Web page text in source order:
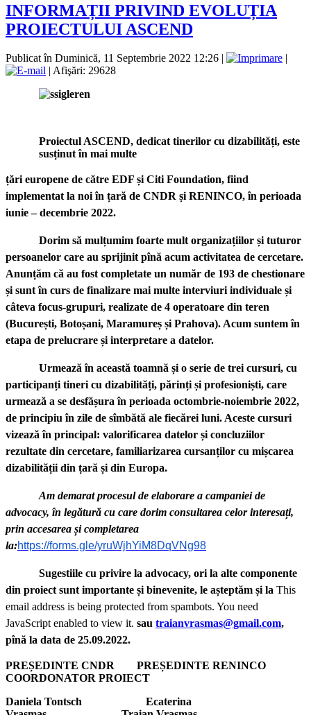
INFORMAȚII PRIVIND EVOLUȚIA
PROIECTULUI ASCEND
Publicat în Duminică, 11 Septembrie 2022 12:26
| Afişări: 29628
Proiectul ASCEND, dedicat tinerilor cu dizabilități, este
susținut în mai multe
țări europene de către EDF și Citi Foundation, fiind
implementat la noi în țară de CNDR și RENINCO, în perioada
iunie – decembrie 2022.
Dorim să mulțumim foarte mult organizațiilor și tuturor
persoanelor care au sprijinit pînă acum activitatea de cercetare.
Anunțăm că au fost completate un număr de 193 de chestionare
și sunt în curs de finalizare mai multe interviuri individuale și
câteva focus-grupuri, realizate de 4 operatoare din teren
(București, Botoșani, Maramureș și Prahova). Acum suntem în
etapa de prelucrare și interpretare a datelor.
Urmează în această toamnă și o serie de trei cursuri, cu
participanți tineri cu dizabilități, părinți și profesioniști, care
urmează a se desfășura în perioada octombrie-noiembrie 2022,
de principiu în zile de sîmbătă ale fiecărei luni. Aceste cursuri
vizează în principal: valorificarea datelor și concluziilor
rezultate din cercetare, familiarizarea cursanților cu mișcarea
dizabilității din țară și din Europa.
Am demarat procesul de elaborare a campaniei de
advocacy, în legătură cu care dorim consultarea celor interesați,
prin accesarea și completarea
la:https://forms.gle/yruWjhYiM8DqVNg98
Sugestiile cu privire la advocacy, ori la alte componente
din proiect sunt importante și binevenite, le așteptăm și la This
email address is being protected from spambots. You need
JavaScript enabled to view it. sau traianvrasmas@gmail.com,
pînă la data de 25.09.2022.
PREȘEDINTE CNDR PREȘEDINTE RENINCO
COORDONATOR PROIECT
Daniela Tontsch Ecaterina